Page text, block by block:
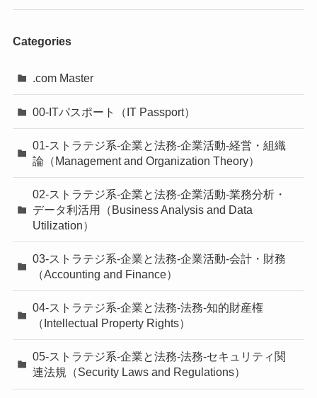
Categories
.com Master
00-ITパスポート（IT Passport）
01-ストラテジ系-企業と法務-企業活動-経営・組織
論（Management and Organization Theory）
02-ストラテジ系-企業と法務-企業活動-業務分析・
データ利活用（Business Analysis and Data
Utilization）
03-ストラテジ系-企業と法務-企業活動-会計・財務
（Accounting and Finance）
04-ストラテジ系-企業と法務-法務-知的財産権
（Intellectual Property Rights）
05-ストラテジ系-企業と法務-法務-セキュリティ関
連法規（Security Laws and Regulations）